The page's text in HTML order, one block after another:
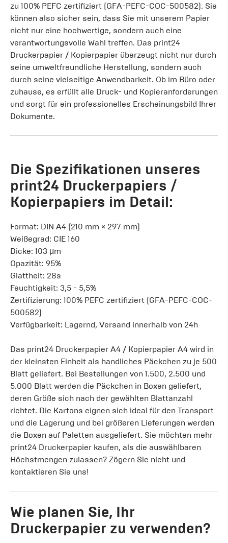
zu 100% PEFC zertifiziert (GFA-PEFC-COC-500582). Sie
können also sicher sein, dass Sie mit unserem Papier
nicht nur eine hochwertige, sondern auch eine
verantwortungsvolle Wahl treffen. Das print24
Druckerpapier / Kopierpapier überzeugt nicht nur durch
seine umweltfreundliche Herstellung, sondern auch
durch seine vielseitige Anwendbarkeit. Ob im Büro oder
zuhause, es erfüllt alle Druck- und Kopieranforderungen
und sorgt für ein professionelles Erscheinungsbild Ihrer
Dokumente.
Die Spezifikationen unseres
print24 Druckerpapiers /
Kopierpapiers im Detail:
Format: DIN A4 (210 mm × 297 mm)
Weißegrad: CIE 160
Dicke: 103 μm
Opazität: 95%
Glattheit: 28s
Feuchtigkeit: 3,5 - 5,5%
Zertifizierung: 100% PEFC zertifiziert (GFA-PEFC-COC-
500582)
Verfügbarkeit: Lagernd, Versand innerhalb von 24h
Das print24 Druckerpapier A4 / Kopierpapier A4 wird in
der kleinsten Einheit als handliches Päckchen zu je 500
Blatt geliefert. Bei Bestellungen von 1.500, 2.500 und
5.000 Blatt werden die Päckchen in Boxen geliefert,
deren Größe sich nach der gewählten Blattanzahl
richtet. Die Kartons eignen sich ideal für den Transport
und die Lagerung und bei größeren Lieferungen werden
die Boxen auf Paletten ausgeliefert. Sie möchten mehr
print24 Druckerpapier kaufen, als die auswählbaren
Höchstmengen zulassen? Zögern Sie nicht und
kontaktieren Sie uns!
Wie planen Sie, Ihr
Druckerpapier zu verwenden?